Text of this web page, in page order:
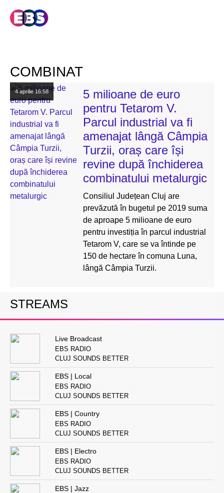
COMBINAT
4 aprilie16:58
5 milioane de euro
pentru Tetarom V.
Parcul industrial va fi
amenajat lângă Câmpia
Turzii, oraș care își
revine după închiderea
combinatului metalurgic
Consiliul Județean Cluj are
prevăzută în bugetul pe 2019 suma
de aproape 5 milioane de euro
pentru investiția în parcul industrial
Tetarom V, care se va întinde pe
150 de hectare în comuna Luna,
lângă Câmpia Turzii.
STREAMS
Live Broadcast
EBS RADIO
CLUJ SOUNDS BETTER
EBS | Local
EBS RADIO
CLUJ SOUNDS BETTER
EBS | Country
EBS RADIO
CLUJ SOUNDS BETTER
EBS | Electro
EBS RADIO
CLUJ SOUNDS BETTER
EBS | Jazz